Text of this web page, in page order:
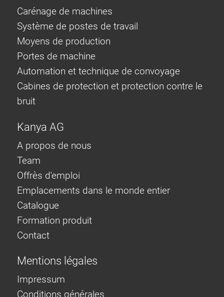
Carénage de machines
Système de postes de travail
Moyens de production
Portes de machine
Automation et technique de convoyage
Cabines de protection et protection contre le
bruit
Kanya AG
A propos de nous
Team
Offrès d'emploi
Emplacements dans le monde entier
Catalogue
Formation produit
Contact
Mentions légales
Impressum
Conditions générales